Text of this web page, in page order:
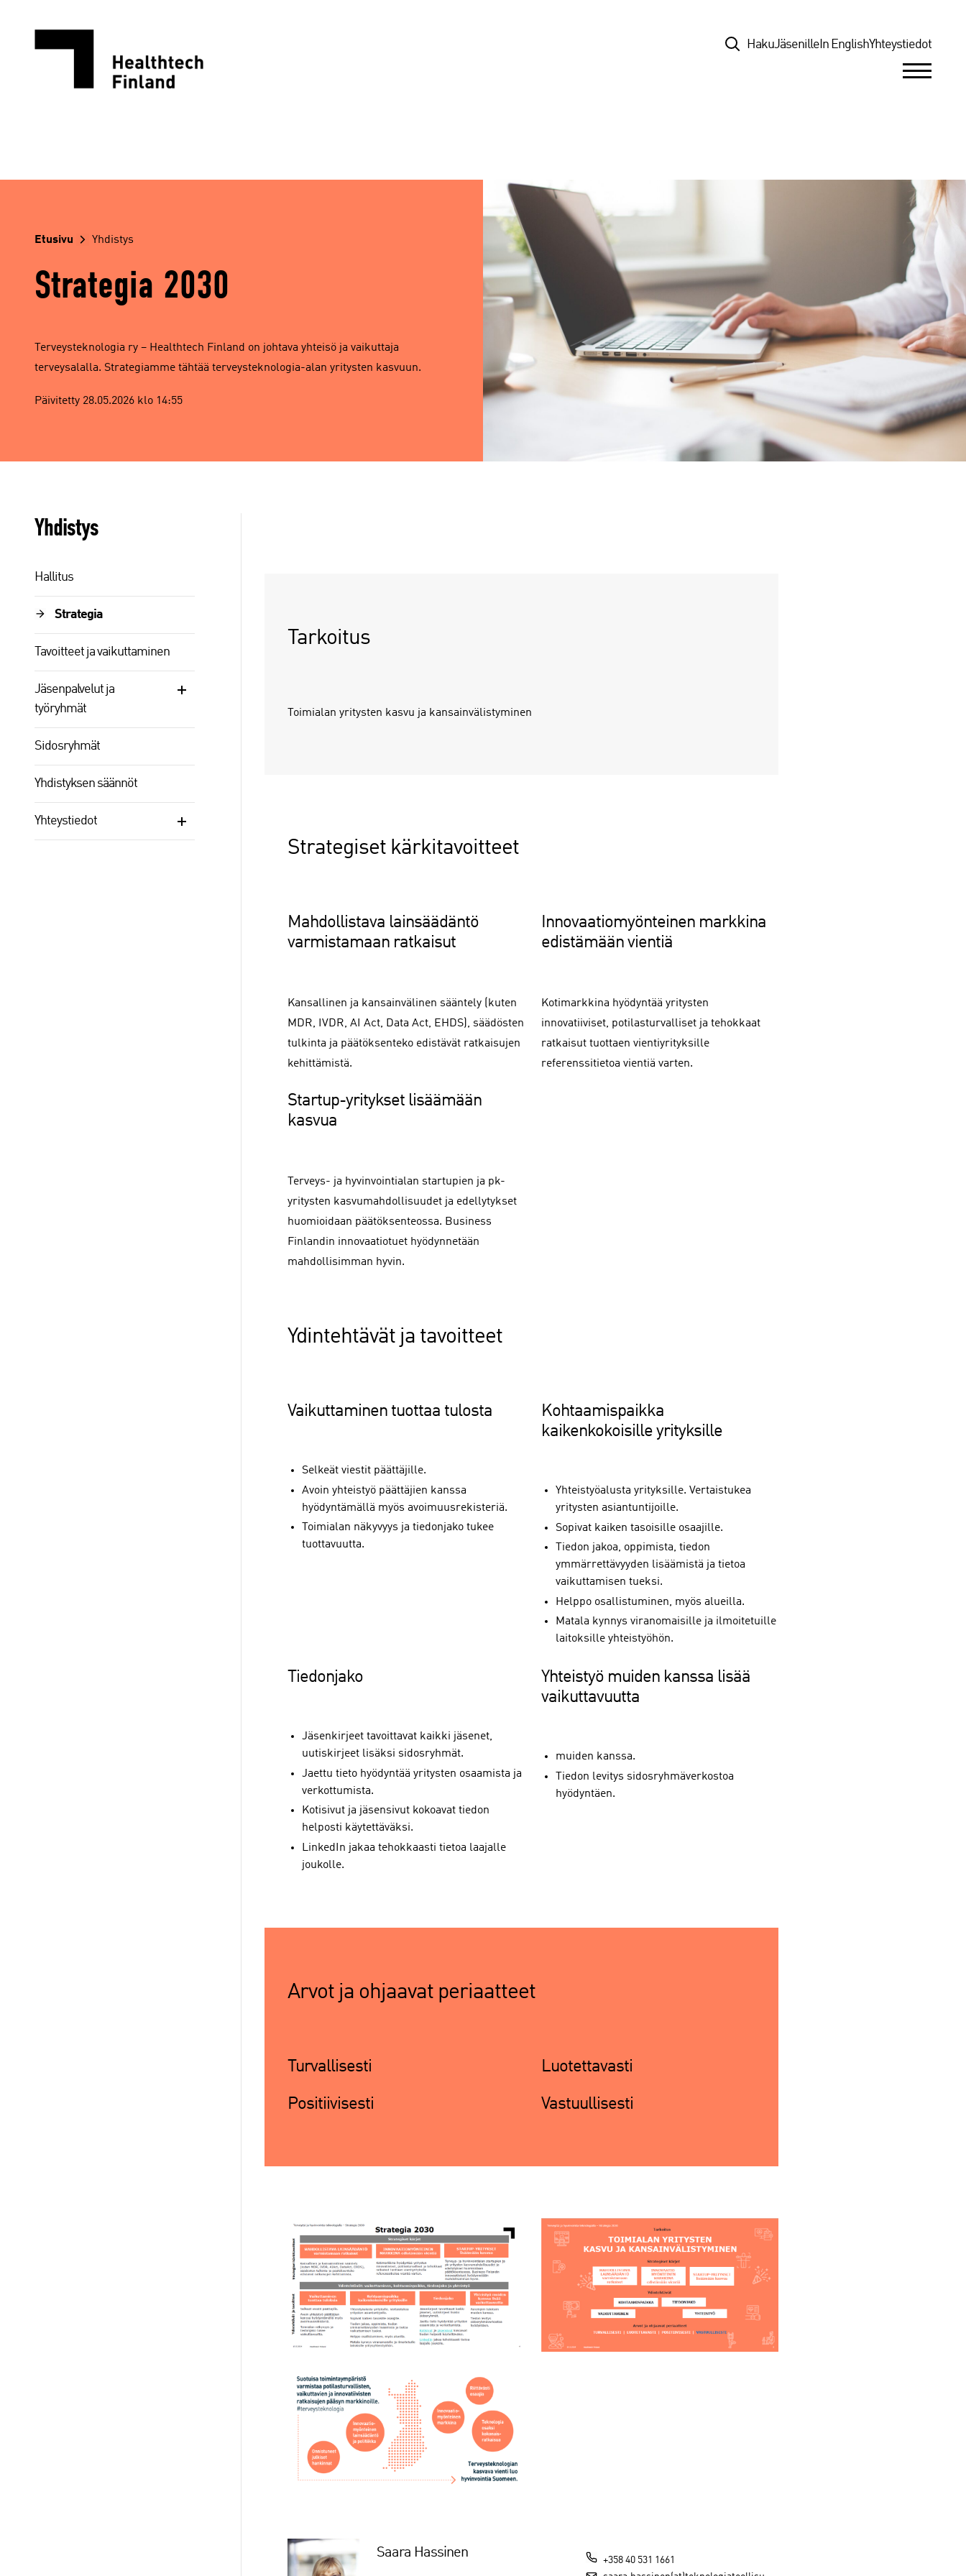
TopHakuJäsenille In EnglishYhteystiedot
Etusivu Yhdistys
Strategia 2030
Terveysteknologia ry – Healthtech Finland on johtava yhteisö ja vaikuttaja
terveysalalla. Strategiamme tähtää terveysteknologia-alan yritysten kasvuun.
Päivitetty 28.05.2026 klo 14:55
Yhdistys
Hallitus
Strategia
Tavoitteet ja vaikuttaminen
Jäsenpalvelut ja
työryhmät
Sidosryhmät
Yhdistyksen säännöt
Yhteystiedot
Tarkoitus
Toimialan yritysten kasvu ja kansainvälistyminen
Strategiset kärkitavoitteet
Mahdollistava lainsäädäntö
varmistamaan ratkaisut
Kansallinen ja kansainvälinen sääntely (kuten
MDR, IVDR, AI Act, Data Act, EHDS), säädösten
tulkinta ja päätöksenteko edistävät ratkaisujen
kehittämistä.
Innovaatiomyönteinen markkina
edistämään vientiä
Kotimarkkina hyödyntää yritysten
innovatiiviset, potilasturvalliset ja tehokkaat
ratkaisut tuottaen vientiyrityksille
referenssitietoa vientiä varten.
Startup-yritykset lisäämään
kasvua
Terveys- ja hyvinvointialan startupien ja pk-
yritysten kasvumahdollisuudet ja edellytykset
huomioidaan päätöksenteossa. Business
Finlandin innovaatiotuet hyödynnetään
mahdollisimman hyvin.
Ydintehtävät ja tavoitteet
Vaikuttaminen tuottaa tulosta
Selkeät viestit päättäjille.
Avoin yhteistyö päättäjien kanssa
hyödyntämällä myös avoimuusrekisteriä.
Toimialan näkyvyys ja tiedonjako tukee
tuottavuutta.
Kohtaamispaikka
kaikenkokoisille yrityksille
Yhteistyöalusta yrityksille. Vertaistukea
yritysten asiantuntijoille.
Sopivat kaiken tasoisille osaajille.
Tiedon jakoa, oppimista, tiedon
ymmärrettävyyden lisäämistä ja tietoa
vaikuttamisen tueksi.
Helppo osallistuminen, myös alueilla.
Matala kynnys viranomaisille ja ilmoitetuille
laitoksille yhteistyöhön.
Tiedonjako
Jäsenkirjeet tavoittavat kaikki jäsenet,
uutiskirjeet lisäksi sidosryhmät.
Jaettu tieto hyödyntää yritysten osaamista ja
verkottumista.
Kotisivut ja jäsensivut kokoavat tiedon
helposti käytettäväksi.
LinkedIn jakaa tehokkaasti tietoa laajalle
joukolle.
Yhteistyö muiden kanssa lisää
vaikuttavuutta
muiden kanssa.
Tiedon levitys sidosryhmäverkostoa
hyödyntäen.
Arvot ja ohjaavat periaatteet
Turvallisesti Luotettavasti
Positiivisesti Vastuullisesti
Saara Hassinen
+358 40 531 1661